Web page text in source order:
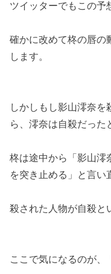
ツイッターでもこの予
確かに改めて柊の唇の
します。
しかしもし影山澪奈を
ら、澪奈は自殺だった
柊は途中から「影山澪
を突き止める」と言い
殺された人物が自殺と
ここで気になるのが、